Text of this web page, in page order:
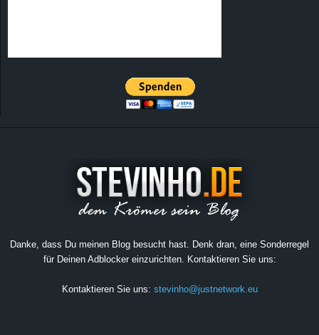
Danke, dass Du meinen Blog besucht hast. Denk dran, eine Sonderregel
für Deinen Adblocker einzurichten. Kontaktieren Sie uns:
Kontaktieren Sie uns: stevinho@justnetwork.eu